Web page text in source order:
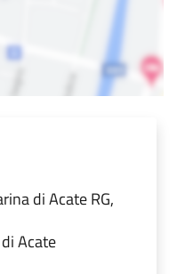
di Acate RG,
Acate